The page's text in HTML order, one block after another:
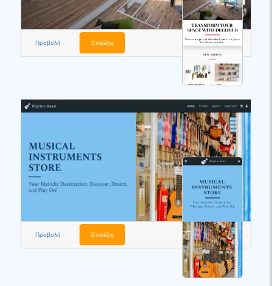
Προβολή Επιλέξτε
Προβολή Επιλέξτε